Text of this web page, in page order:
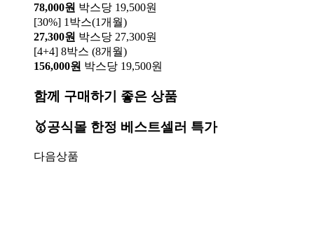
78,000원 박스당 19,500원
[30%] 1박스(1개월)
27,300원 박스당 27,300원
[4+4] 8박스 (8개월)
156,000원 박스당 19,500원
함께 구매하기 좋은 상품
🥇공식몰 한정 베스트셀러 특가
다음상품